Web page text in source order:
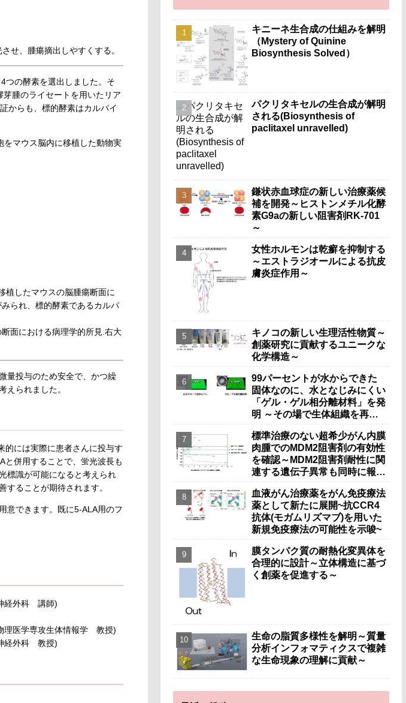
せ、腫瘍摘出しやすくする。
つの酵素を選出しました。そ
腫のライセートを用いたリア
からも、標的酵素はカルパイ
マウス脳内に移植した動物実
したマウスの脳腫瘍断面に
られ、標的酵素であるカルパ
面における病理学的所見.右大
量投与のため安全で、かつ繰
えられました。
的には実際に患者さんに投与す
と併用することで、蛍光波長も
標識が可能になると考えられ
ることが期待されます。
意できます。既に5-ALA用のフ
経外科 講師)
理医学専攻生体情報学 教授)
経外科 教授)
キニーネ生合成の仕組みを解明
（Mystery of Quinine
Biosynthesis Solved）
パクリタキセルの生合成が解明
される(Biosynthesis of
paclitaxel unravelled)
鎌状赤血球症の新しい治療薬候
補を開発～ヒストンメチル化酵
素G9aの新しい阻害剤RK-701
～
女性ホルモンは乾癬を抑制する
～エストラジオールによる抗皮
膚炎症作用～
キノコの新しい生理活性物質～
創薬研究に貢献するユニークな
化学構造～
99パーセントが水からできた
固体なのに、水となじみにくい
「ゲル・ゲル相分離材料」を発
明 ～その場で生体組織を再生
材料の可能性～
標準治療のない超希少がん内膜
肉腫でのMDM2阻害剤の有効性
を確認～MDM2阻害剤耐性に関
連する遺伝子異常も同時に報告
血液がん治療薬をがん免疫療法
薬として新たに展開~抗CCR4
抗体(モガムリズマブ)を用いた
新規免疫療法の可能性を示唆~
膜タンパク質の耐熱化変異体を
合理的に設計～立体構造に基づ
く創薬を促進する～
生命の脂質多様性を解明～質量
分析インフォマティクスで複雑
な生命現象の理解に貢献～